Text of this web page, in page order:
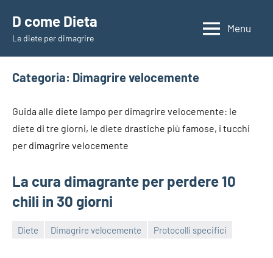
contenuto
D come Dieta
Le diete per dimagrire
Menu
Categoria: Dimagrire velocemente
Guida alle diete lampo per dimagrire velocemente: le
diete di tre giorni, le diete drastiche più famose, i tucchi
per dimagrire velocemente
La cura dimagrante per perdere 10
chili in 30 giorni
Diete Dimagrire velocemente Protocolli specifici